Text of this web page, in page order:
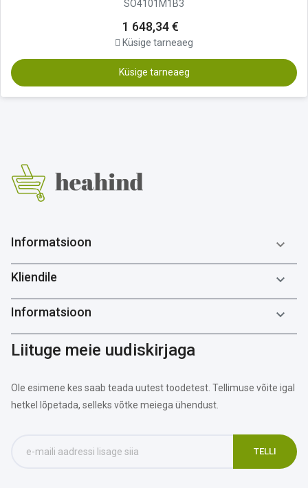
SO4101M1B3
1 648,34 €
Küsige tarneaeg
Küsige tarneaeg
Informatsioon 
Kliendile 
Informatsioon 
Liituge meie uudiskirjaga
Ole esimene kes saab teada uutest toodetest. Tellimuse võite igal
hetkel lõpetada, selleks võtke meiega ühendust.